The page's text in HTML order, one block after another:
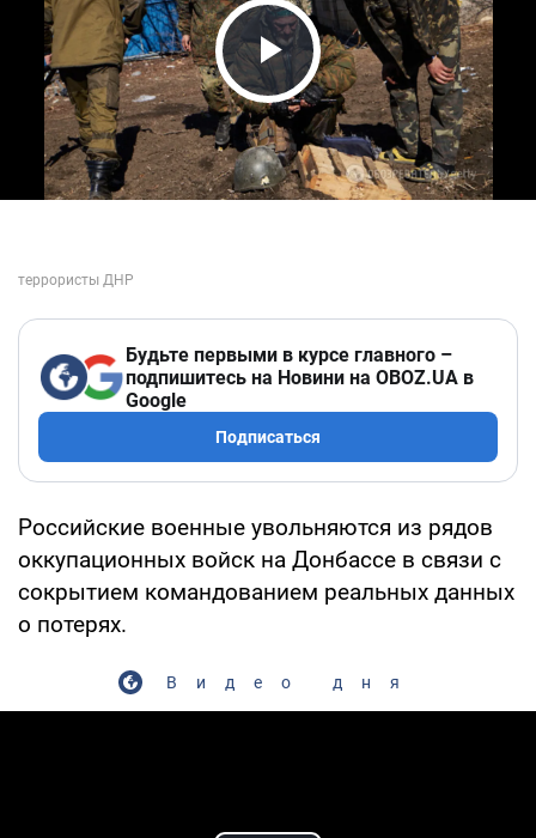
Play Video
Будьте первыми в курсе главного –
подпишитесь на Новини на OBOZ.UA в
Google
Подписаться
Российские военные увольняются из рядов
оккупационных войск на Донбассе в связи с
сокрытием командованием реальных данных
о потерях.
Видео дня